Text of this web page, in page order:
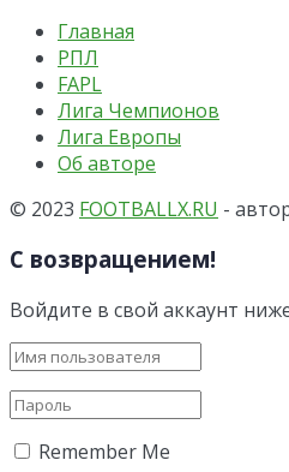
Главная
РПЛ
FAPL
Лига Чемпионов
Лига Европы
Об авторе
© 2023 FOOTBALLX.RU -
С возвращением!
Войдите в свой аккаунт
Remember Me